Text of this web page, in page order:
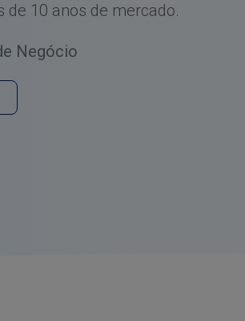
10 anos de mercado.
Negócio